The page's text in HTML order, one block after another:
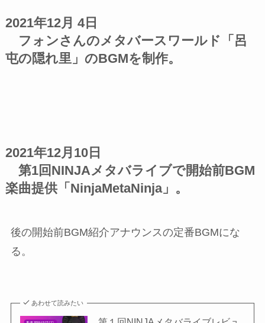
2021年12月 4日
フォンさんのメタバースワールド「呂
屯の隠れ里」のBGMを制作。
2021年12月10日
第1回NINJAメタバライブで開始前BGM
楽曲提供「NinjaMetaNinja」。
後の開始前BGM紹介アナウンスの定番BGMにな
る。
あわせて読みたい